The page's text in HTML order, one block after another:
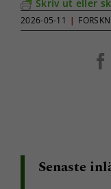
Skriv ut eller
2026-05-11 |
Senaste